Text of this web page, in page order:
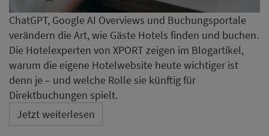
ChatGPT, Google AI Overviews und Buchungsportale
verändern die Art, wie Gäste Hotels finden und buchen.
Die Hotelexperten von XPORT zeigen im Blogartikel,
warum die eigene Hotelwebsite heute wichtiger ist
denn je – und welche Rolle sie künftig für
Direktbuchungen spielt.
Jetzt weiterlesen